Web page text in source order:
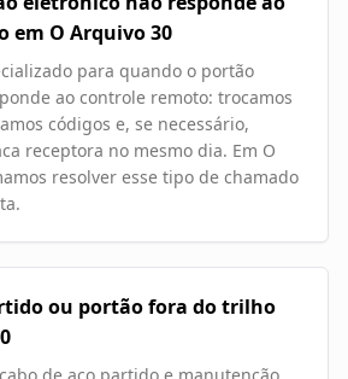
em O Arquivo 30
para quando o portão
ao controle remoto: trocamos
códigos e, se necessário,
receptora no mesmo dia. Em O
resolver esse tipo de chamado
ou portão fora do trilho